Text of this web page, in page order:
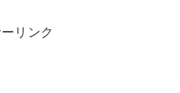
リンク